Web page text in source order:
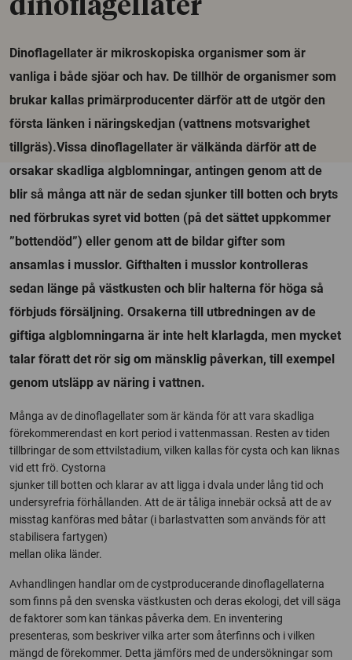
dinoflagellater
Dinoflagellater är mikroskopiska organismer som är
vanliga i både sjöar och hav. De tillhör de organismer som
brukar kallas primärproducenter därför att de utgör den
första länken i näringskedjan (vattnens motsvarighet
tillgräs).Vissa dinoflagellater är välkända därför att de
orsakar skadliga algblomningar, antingen genom att de
blir så många att när de sedan sjunker till botten och bryts
ned förbrukas syret vid botten (på det sättet uppkommer
”bottendöd”) eller genom att de bildar gifter som
ansamlas i musslor. Gifthalten i musslor kontrolleras
sedan länge på västkusten och blir halterna för höga så
förbjuds försäljning. Orsakerna till utbredningen av de
giftiga algblomningarna är inte helt klarlagda, men mycket
talar föratt det rör sig om mänsklig påverkan, till exempel
genom utsläpp av näring i vattnen.
Många av de dinoflagellater som är kända för att vara skadliga
förekommerendast en kort period i vattenmassan. Resten av tiden
tillbringar de som ettvilstadium, vilken kallas för cysta och kan liknas
vid ett frö. Cystorna
sjunker till botten och klarar av att ligga i dvala under lång tid och
undersyrefria förhållanden. Att de är tåliga innebär också att de av
misstag kanföras med båtar (i barlastvatten som används för att
stabilisera fartygen)
mellan olika länder.
Avhandlingen handlar om de cystproducerande dinoflagellaterna
som finns på den svenska västkusten och deras ekologi, det vill säga
de faktorer som kan tänkas påverka dem. En inventering
presenteras, som beskriver vilka arter som återfinns och i vilken
mängd de förekommer. Detta jämförs med de undersökningar som